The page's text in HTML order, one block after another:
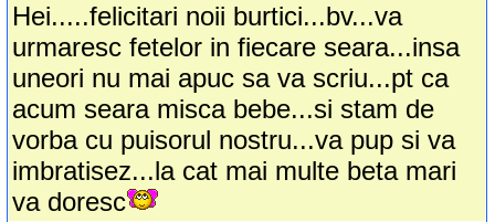
Hei.....felicitari noii burtici...bv...va
urmaresc fetelor in fiecare seara...insa
uneori nu mai apuc sa va scriu...pt ca
acum seara misca bebe...si stam de
vorba cu puisorul nostru...va pup si va
imbratisez...la cat mai multe beta mari
va doresc